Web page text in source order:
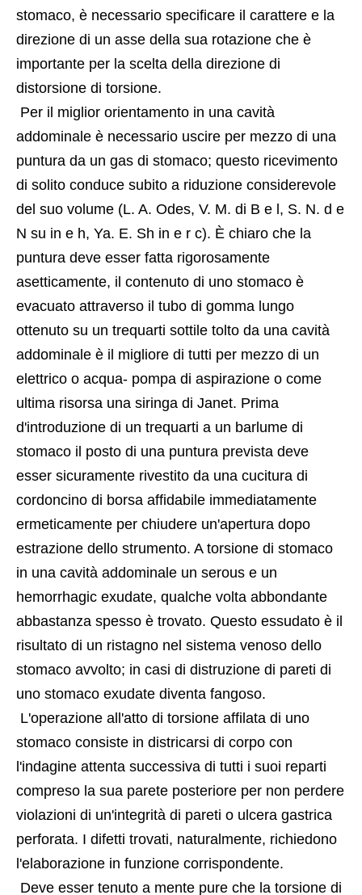
stomaco, è necessario specificare il carattere e la
direzione di un asse della sua rotazione che è
importante per la scelta della direzione di
distorsione di torsione.
addominale è necessario uscire per mezzo di una
puntura da un gas di stomaco; questo ricevimento
di solito conduce subito a riduzione considerevole
del suo volume (L. A. Odes, V. M. di B e l, S. N. d e
N su in e h, Ya. E. Sh in e r c). È chiaro che la
puntura deve esser fatta rigorosamente
asetticamente, il contenuto di uno stomaco è
evacuato attraverso il tubo di gomma lungo
ottenuto su un trequarti sottile tolto da una cavità
addominale è il migliore di tutti per mezzo di un
elettrico o acqua- pompa di aspirazione o come
ultima risorsa una siringa di Janet. Prima
d'introduzione di un trequarti a un barlume di
stomaco il posto di una puntura prevista deve
esser sicuramente rivestito da una cucitura di
cordoncino di borsa affidabile immediatamente
ermeticamente per chiudere un'apertura dopo
estrazione dello strumento. A torsione di stomaco
in una cavità addominale un serous e un
hemorrhagic exudate, qualche volta abbondante
abbastanza spesso è trovato. Questo essudato è il
risultato di un ristagno nel sistema venoso dello
stomaco avvolto; in casi di distruzione di pareti di
uno stomaco exudate diventa fangoso.
stomaco consiste in districarsi di corpo con
l'indagine attenta successiva di tutti i suoi reparti
compreso la sua parete posteriore per non perdere
violazioni di un'integrità di pareti o ulcera gastrica
perforata. I difetti trovati, naturalmente, richiedono
l'elaborazione in funzione corrispondente.